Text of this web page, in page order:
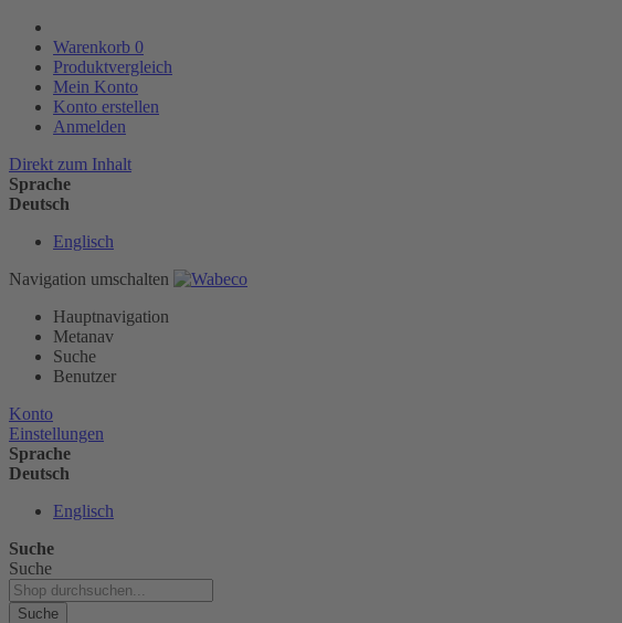
Warenkorb 0
Produktvergleich
Mein Konto
Konto erstellen
Anmelden
Direkt zum Inhalt
Sprache
Deutsch
Englisch
Navigation umschalten
Hauptnavigation
Metanav
Suche
Benutzer
Konto
Einstellungen
Sprache
Deutsch
Englisch
Suche
Suche
Suche